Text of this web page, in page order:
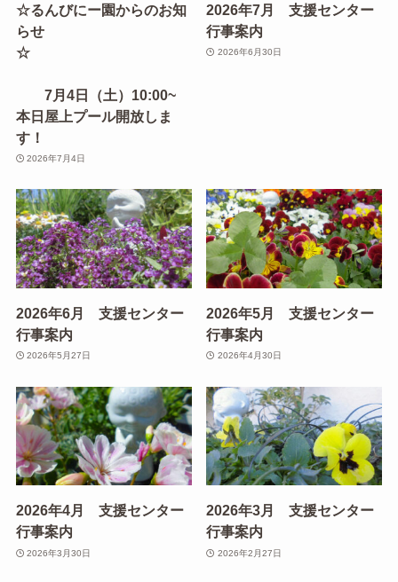
☆るんびにー園からのお知
らせ
☆
7月4日（土）10:00~
本日屋上プール開放しま
す！
2026年7月4日
2026年7月 支援センター
行事案内
2026年6月30日
2026年6月 支援センター
行事案内
2026年5月27日
2026年5月 支援センター
行事案内
2026年4月30日
2026年4月 支援センター
行事案内
2026年3月30日
2026年3月 支援センター
行事案内
2026年2月27日